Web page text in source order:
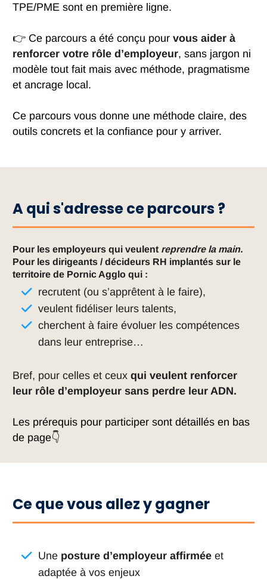
TPE/PME sont en première ligne.
👉 Ce parcours a été conçu pour vous aider à
renforcer votre rôle d’employeur, sans jargon ni
modèle tout fait mais avec méthode, pragmatisme
et ancrage local.
Ce parcours vous donne une méthode claire, des
outils concrets et la confiance pour y arriver.
A qui s'adresse ce parcours ?
Pour les employeurs qui veulent reprendre la main.
Pour les dirigeants / décideurs RH implantés sur le
territoire de Pornic Agglo qui :
recrutent (ou s’apprêtent à le faire),
veulent fidéliser leurs talents,
cherchent à faire évoluer les compétences
dans leur entreprise…
Bref, pour celles et ceux qui veulent renforcer
leur rôle d’employeur sans perdre leur ADN.
Les prérequis pour participer sont détaillés en bas
de page👇
Ce que vous allez y gagner
Une posture d’employeur affirmée et
adaptée à vos enjeux